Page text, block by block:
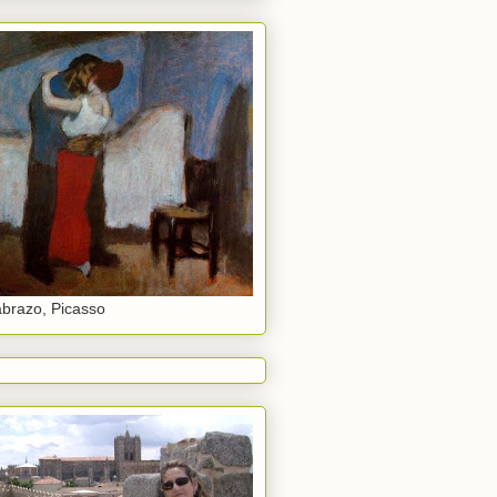
Picasso